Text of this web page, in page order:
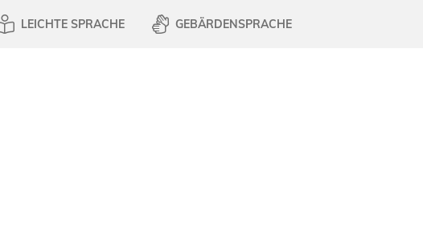
LEICHTE SPRACHE GEBÄRDENSPRACHE